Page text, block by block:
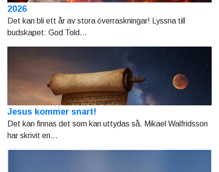
2026
Det kan bli ett år av stora överraskningar! Lyssna till
budskapet: God Told...
Jesus kommer snart!
Det kan finnas det som kan uttydas så. Mikael Walfridsson
har skrivit en...